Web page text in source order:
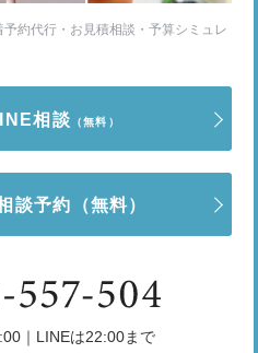
約代行・お見積相談・予算シミュレ
相談 （無料）
談予約 （無料）
｜LINEは22:00まで